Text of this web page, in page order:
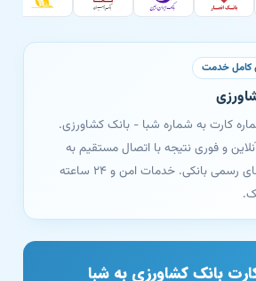
خدمت
به شماره شبا - بانک کشاورزی.
و فوری نتیجه با اتصال مستقیم به
سامانه‌های رسمی بانکی. خدمات امن و ۲۴ ساعته
بانک کشاورزی به شبا